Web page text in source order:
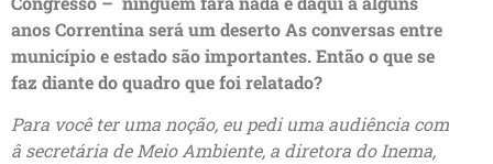
anos Correntina será um deserto As conversas entre
município e estado são importantes. Então o que se
faz diante do quadro que foi relatado?
Para você ter uma noção, eu pedi uma audiência com
â secretária de Meio Ambiente, a diretora do Inema,